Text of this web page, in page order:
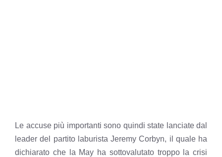
Le accuse più importanti sono quindi state lanciate dal
leader del partito laburista Jeremy Corbyn, il quale ha
dichiarato che la May ha sottovalutato troppo la crisi